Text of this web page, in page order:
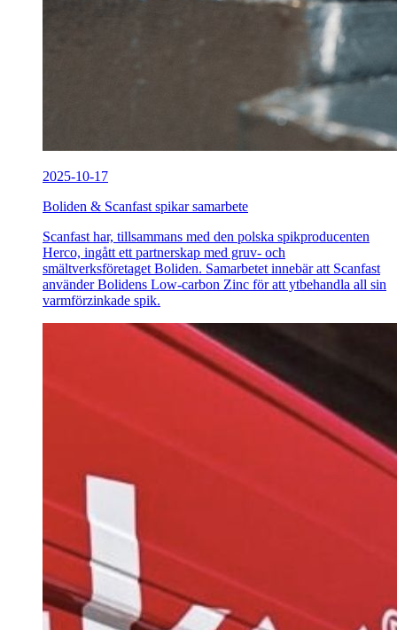
2025-10-17
Boliden & Scanfast spikar samarbete
Scanfast har, tillsammans med den polska spikproducenten
Herco, ingått ett partnerskap med gruv- och
smältverksföretaget Boliden. Samarbetet innebär att Scanfast
använder Bolidens Low-carbon Zinc för att ytbehandla all sin
varmförzinkade spik.